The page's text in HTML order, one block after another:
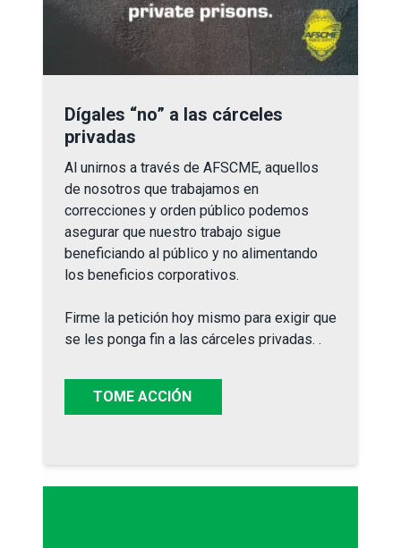
Dígales “no” a las cárceles
privadas
Al unirnos a través de AFSCME, aquellos
de nosotros que trabajamos en
correcciones y orden público podemos
asegurar que nuestro trabajo sigue
beneficiando al público y no alimentando
os beneficios corporativos.
Firme la petición hoy mismo para exigir que
se les ponga fin a las cárceles privadas. .
TOME ACCIÓN